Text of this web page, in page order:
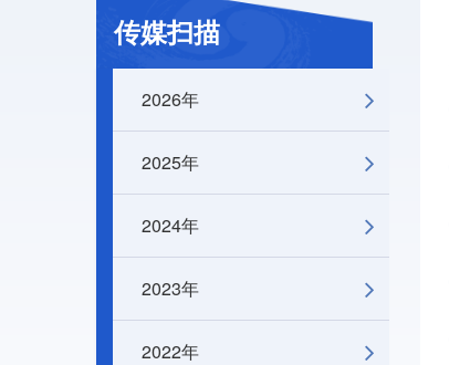
传媒扫描
2026年
2025年
2024年
2023年
2022年